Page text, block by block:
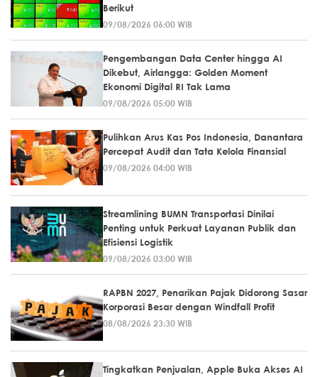
Berikut
09/08/2026 06:00 WIB
Pengembangan Data Center hingga AI
Dikebut, Airlangga: Golden Moment
Ekonomi Digital RI Tak Lama
09/08/2026 05:00 WIB
Pulihkan Arus Kas Pos Indonesia, Danantara
Percepat Audit dan Tata Kelola Finansial
09/08/2026 04:00 WIB
Streamlining BUMN Transportasi Dinilai
Penting untuk Perkuat Layanan Publik dan
Efisiensi Logistik
09/08/2026 03:00 WIB
RAPBN 2027, Penarikan Pajak Didorong Sasar
Korporasi Besar dengan Windfall Profit
08/08/2026 23:30 WIB
Tingkatkan Penjualan, Apple Buka Akses AI